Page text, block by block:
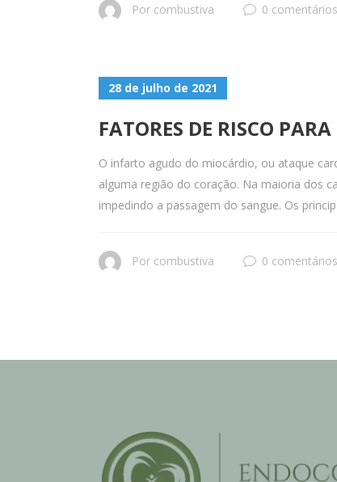
Por combustiva 0 comentários
28 de julho de 2021
FATORES DE RISCO
O infarto agudo do miocárdio, ou ataque
alguma região do coração. Na maioria dos
impedindo a passagem do sangue. Os
Por combustiva 0 comentários